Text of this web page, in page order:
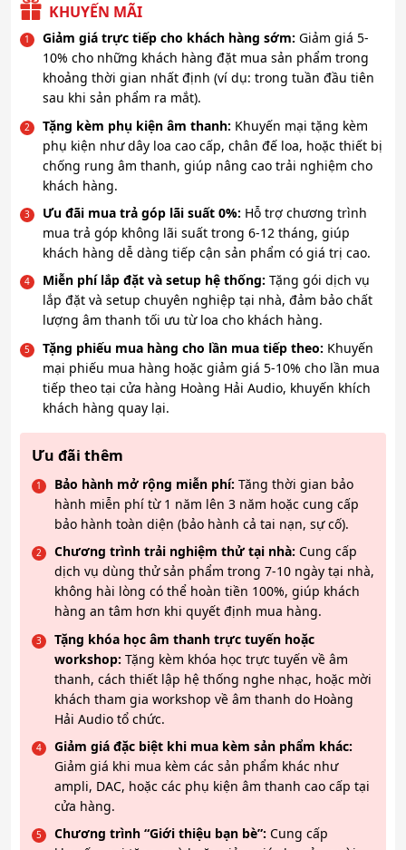
KHUYẾN MÃI
Giảm giá trực tiếp cho khách hàng sớm: Giảm giá 5-
10% cho những khách hàng đặt mua sản phẩm trong
khoảng thời gian nhất định (ví dụ: trong tuần đầu tiên
sau khi sản phẩm ra mắt).
Tặng kèm phụ kiện âm thanh: Khuyến mại tặng kèm
phụ kiện như dây loa cao cấp, chân đế loa, hoặc thiết bị
chống rung âm thanh, giúp nâng cao trải nghiệm cho
khách hàng.
Ưu đãi mua trả góp lãi suất 0%: Hỗ trợ chương trình
mua trả góp không lãi suất trong 6-12 tháng, giúp
khách hàng dễ dàng tiếp cận sản phẩm có giá trị cao.
Miễn phí lắp đặt và setup hệ thống: Tặng gói dịch vụ
lắp đặt và setup chuyên nghiệp tại nhà, đảm bảo chất
lượng âm thanh tối ưu từ loa cho khách hàng.
Tặng phiếu mua hàng cho lần mua tiếp theo: Khuyến
mại phiếu mua hàng hoặc giảm giá 5-10% cho lần mua
tiếp theo tại cửa hàng Hoàng Hải Audio, khuyến khích
khách hàng quay lại.
Ưu đãi thêm
Bảo hành mở rộng miễn phí: Tăng thời gian bảo
hành miễn phí từ 1 năm lên 3 năm hoặc cung cấp
bảo hành toàn diện (bảo hành cả tai nạn, sự cố).
Chương trình trải nghiệm thử tại nhà: Cung cấp
dịch vụ dùng thử sản phẩm trong 7-10 ngày tại nhà,
không hài lòng có thể hoàn tiền 100%, giúp khách
hàng an tâm hơn khi quyết định mua hàng.
Tặng khóa học âm thanh trực tuyến hoặc
workshop: Tặng kèm khóa học trực tuyến về âm
thanh, cách thiết lập hệ thống nghe nhạc, hoặc mời
khách tham gia workshop về âm thanh do Hoàng
Hải Audio tổ chức.
Giảm giá đặc biệt khi mua kèm sản phẩm khác:
Giảm giá khi mua kèm các sản phẩm khác như
ampli, DAC, hoặc các phụ kiện âm thanh cao cấp tại
cửa hàng.
Chương trình “Giới thiệu bạn bè”: Cung cấp